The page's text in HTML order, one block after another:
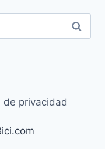
de privacidad